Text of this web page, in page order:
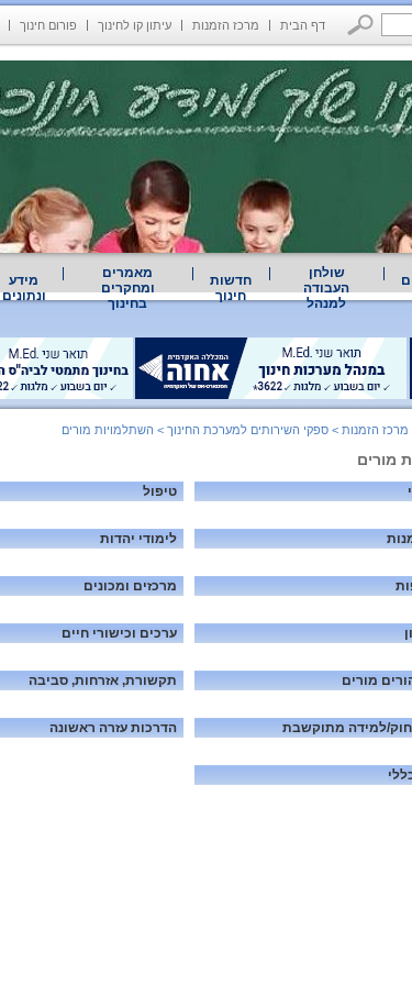
דף הבית מרכז הזמנות עיתון קו לחינוך פורום חינוך
שולחן
העבודה
למנהל
חדשות
חינוך
מאמרים
ומחקרים
בחינוך
מידע
ונתונים
מרכז הזמנות > ספקי השירותים למערכת החינוך > השתלמויות מורים
מורים
טיפול
לימודי יהדות
מרכזים ומכונים
ערכים וכישורי חיים
מורים תקשורת, אזרחות, סביבה
למידה מתוקשבת הדרכות עזרה ראשונה